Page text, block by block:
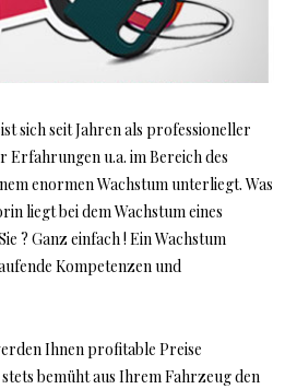
sich seit Jahren als professioneller
Erfahrungen u.a. im Bereich des
enormen Wachstum unterliegt. Was
liegt bei dem Wachstum eines
? Ganz einfach ! Ein Wachstum
Kompetenzen und
Ihnen profitable Preise
bemüht aus Ihrem Fahrzeug den